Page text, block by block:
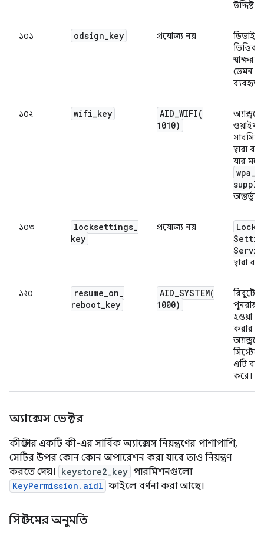
উদ্দিষ্ট।
১০১ odsign_key প্রযোজ্য নয়
ডিভাইস-
ভিত্তিক
ডেমন
ব্যবহৃত
১০২ wifi_key
AID_WIFI(
1010)
দ্বারা
যার মধ্যে
wpa_
১০৩ locksettings_
key
প্রযোজ্য নয়
Lock
দ্বারা
১২০ resume_on_
reboot_key
AID_SYSTEM(
1000)
রিবুটের
পুনরায়
হওয়া
করার
সিস্টেম
এটি
করে।
অ্যাক্সেস ভেক্টর
কীস্টোর একটি কী-এর সার্বিক অ্যাক্সেস নিয়ন্ত্রণের পাশাপাশি,
সেটির উপর কোন কোন অপারেশন করা যাবে তাও নিয়ন্ত্রণ
করতে দেয়। keystore2_key পারমিশনগুলো
KeyPermission.aidl ফাইলে বর্ণনা করা আছে।
সিস্টেমের অনুমতি